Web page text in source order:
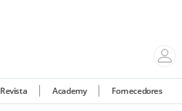
Academy Fornecedores